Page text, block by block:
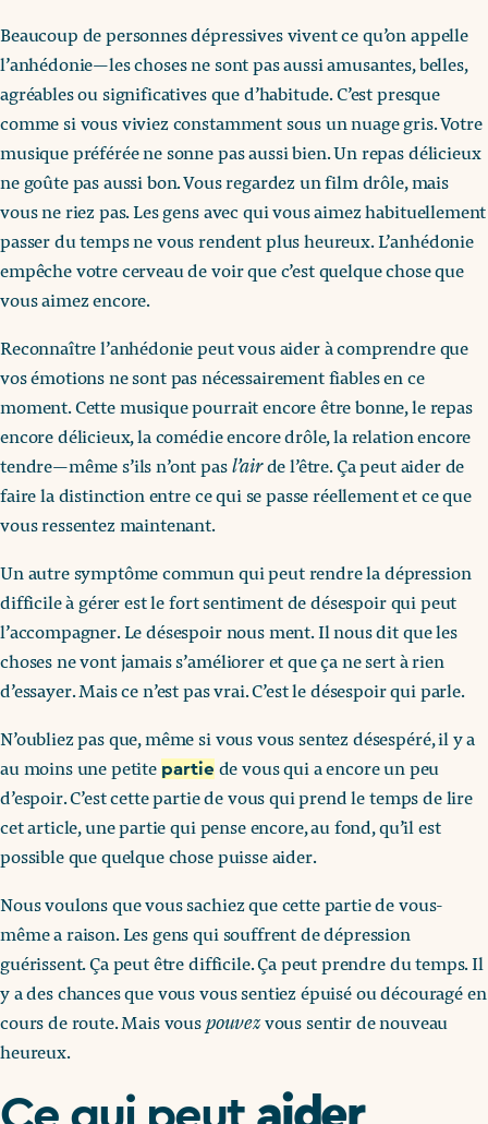
Beaucoup de personnes dépressives vivent ce qu’on appelle
l’anhédonie—les choses ne sont pas aussi amusantes, belles,
agréables ou significatives que d’habitude. C’est presque
comme si vous viviez constamment sous un nuage gris. Votre
musique préférée ne sonne pas aussi bien. Un repas délicieux
ne goûte pas aussi bon. Vous regardez un film drôle, mais
vous ne riez pas. Les gens avec qui vous aimez habituellement
passer du temps ne vous rendent plus heureux. L’anhédonie
empêche votre cerveau de voir que c’est quelque chose que
vous aimez encore.
Reconnaître l’anhédonie peut vous aider à comprendre que
vos émotions ne sont pas nécessairement fiables en ce
moment. Cette musique pourrait encore être bonne, le repas
encore délicieux, la comédie encore drôle, la relation encore
tendre—même s’ils n’ont pasl’airde l’être. Ça peut aider de
faire la distinction entre ce qui se passe réellement et ce que
vous ressentez maintenant.
Un autre symptôme commun qui peut rendre la dépression
difficile à gérer est le fort sentiment de désespoir qui peut
l’accompagner. Le désespoir nous ment. Il nous dit que les
choses ne vont jamais s’améliorer et que ça ne sert à rien
d’essayer. Mais ce n’est pas vrai. C’est le désespoir qui parle.
N’oubliez pas que, même si vous vous sentez désespéré, il y a
au moins une petite partiede vous qui a encore un peu
d’espoir. C’est cette partie de vous qui prend le temps de lire
cet article, une partie qui pense encore, au fond, qu’il est
possible que quelque chose puisse aider.
Nous voulons que vous sachiez que cette partie de vous-
même a raison. Les gens qui souffrent de dépression
guérissent. Ça peut être difficile. Ça peut prendre du temps. Il
y a des chances que vous vous sentiez épuisé ou découragé en
cours de route. Mais vouspouvezvous sentir de nouveau
heureux.